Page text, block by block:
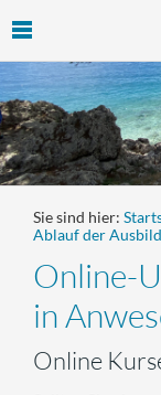
Sie sind hier:
Ablauf der
Online-
in
Online